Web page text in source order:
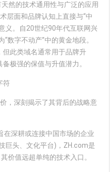
然的技术通用性与广泛的应用
层面和品牌认知上直接与“中
义。自20世纪90年代互联网兴
数字不动产”中的黄金地段。
但此类域名通常用于品牌升
极强的保值与升值潜力。
符
深刻揭示了其背后的战略意
深耕或连接中国市场的企业
巨头、文化平台)，ZH.com是
价值远超单纯的技术入口。